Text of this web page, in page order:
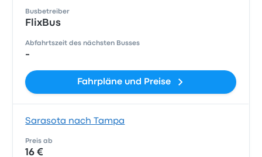
Busbetreiber
FlixBus
Abfahrtszeit des nächsten Busses
-
Fahrpläne und Preise
Sarasota nach Tampa
Preis ab
16 €